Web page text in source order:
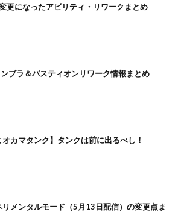
更になったアビリティ・リワークまとめ
ブラ＆バスティオンリワーク情報まとめ
オカマタンク】タンクは前に出るべし！
リメンタルモード（5月13日配信）の変更点ま